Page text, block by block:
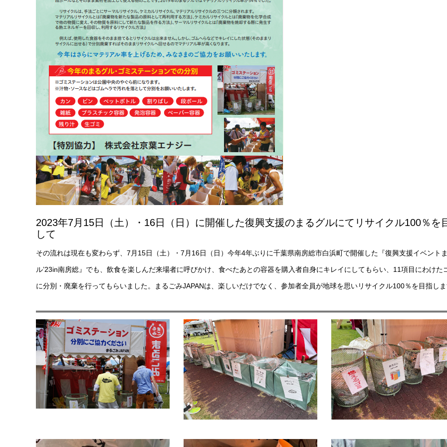
2023年7月15日（土）・16日（日）に開催した復興支援のまるグルにてリサイクル100％を
して
その流れは現在も変わらず、7月15日（土）・7月16日（日）今年4年ぶりに千葉県南房総市白浜町で開催した『復興支援イベント
ル’23in南房総』でも、飲食を楽しんだ来場者に呼びかけ、食べたあとの容器を購入者自身にキレイにしてもらい、11項目にわけた
に分別・廃棄を行ってもらいました。まるごみJAPANは、楽しいだけでなく、参加者全員が地球を思いリサイクル100％を目指し